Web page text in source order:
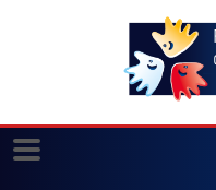
Panneau de gestion des